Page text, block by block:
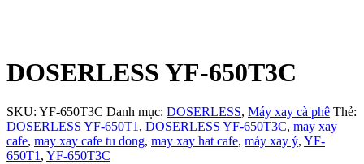
DOSERLESS YF-650T3C
SKU: YF-650T3C Danh mục: DOSERLESS, Máy xay cà phê Thẻ:
DOSERLESS YF-650T1 , DOSERLESS YF-650T3C, may xay
cafe, may xay cafe tu dong, may xay hat cafe, máy xay ý, YF-
650T1 , YF-650T3C